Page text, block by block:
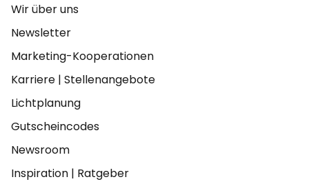
Wir über uns
Newsletter
Marketing-Kooperationen
Karriere | Stellenangebote
Lichtplanung
Gutscheincodes
Newsroom
Inspiration | Ratgeber